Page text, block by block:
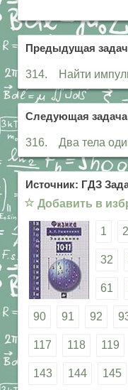
Предыдущая
314. Найти
Следующая
316. Два тела
Источник: ГДЗ
☆ Добавить в
1 2
32
61
90 91 92
117 118 119
143 144 145